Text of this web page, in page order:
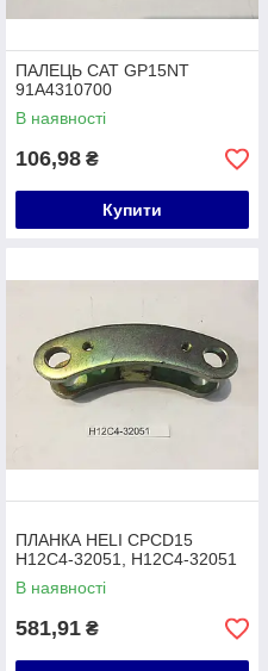
ПАЛЕЦЬ CAT GP15NT
91A4310700
В наявності
106,98 ₴
Купити
ПЛАНКА HELI CPCD15
H12C4-32051, H12C4-32051
В наявності
581,91 ₴